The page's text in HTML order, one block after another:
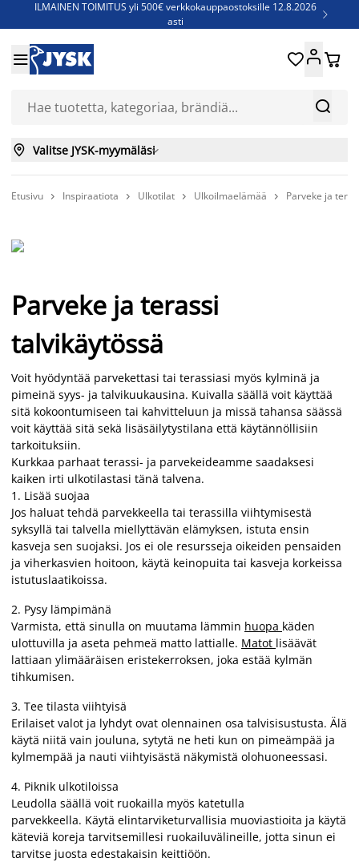
ILMAINEN TOIMITUS yli 500€ verkkokauppaostoksille 12.8.2026
asti

Jenkkisänkyjä - Säästä jopa 60%


 
 Valitse JYSK-myymäläsi
Etusivu  Inspiraatiota  Ulkotilat  Ulkoilmaelämää  Parveke ja
Parveke ja terassi
talvikäytössä
Voit hyödyntää parvekettasi tai terassiasi myös kylminä ja
pimeinä syys- ja talvikuukausina. Kuivalla säällä voit käyttää
sitä kokoontumiseen tai kahvitteluun ja missä tahansa säässä
voit käyttää sitä sekä lisäsäilytystilana että käytännöllisiin
tarkoituksiin.
Kurkkaa parhaat terassi- ja parvekeideamme saadaksesi
kaiken irti ulkotilastasi tänä talvena.
1. Lisää suojaa
Jos haluat tehdä parvekkeella tai terassilla viihtymisestä
syksyllä tai talvella miellyttävän elämyksen, istuta ensin
kasveja sen suojaksi. Jos ei ole resursseja oikeiden pensaiden
ja viherkasvien hoitoon, käytä keinopuita tai kasveja korkeissa
istutuslaatikoissa.
2. Pysy lämpimänä
Varmista, että sinulla on muutama lämmin huopa käden
ulottuvilla ja aseta pehmeä matto lattialle. Matot lisäävät
lattiaan ylimääräisen eristekerroksen, joka estää kylmän
tihkumisen.
3. Tee tilasta viihtyisä
Erilaiset valot ja lyhdyt ovat olennainen osa talvisisustusta. Älä
käytä niitä vain jouluna, sytytä ne heti kun on pimeämpää ja
kylmempää ja nauti viihtyisästä näkymistä olohuoneessasi.
4. Piknik ulkotiloissa
Leudolla säällä voit ruokailla myös katetulla
parvekkeella. Käytä elintarviketurvallisia muoviastioita ja käytä
käteviä koreja tarvitsemillesi ruokailuvälineille, jotta sinun ei
tarvitse juosta edestakaisin keittiöön.